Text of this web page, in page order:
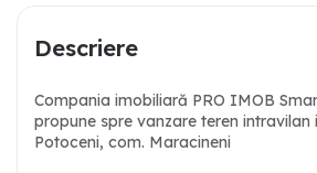
Descriere
Compania imobiliară PRO IMOB
propune spre vanzare teren intravilan
Potoceni, com. Maracineni